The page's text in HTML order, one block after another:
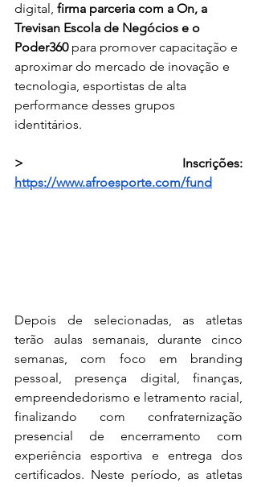
digital, firma parceria com a On, a
Trevisan Escola de Negócios e o
Poder360 para promover capacitação e
aproximar do mercado de inovação e
tecnologia, esportistas de alta
performance desses grupos
identitários.
https://www.afroesporte.com/fund
Depois de selecionadas, as atletas
terão aulas semanais, durante cinco
semanas, com foco em branding
pessoal, presença digital, finanças,
empreendedorismo e letramento racial,
finalizando com confraternização
presencial de encerramento com
experiência esportiva e entrega dos
certificados. Neste período, as atletas